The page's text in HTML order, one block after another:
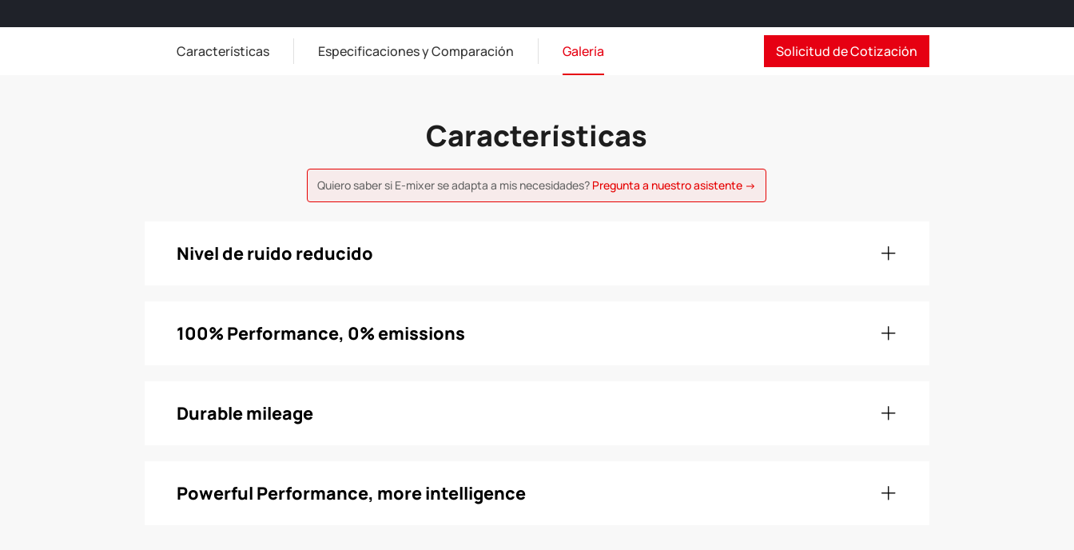
Características Especificaciones y Comparación Galería Solicitud de Cotización
Características
Quiero saber si E-mixer se adapta a mis necesidades? Pregunta a nuestro asistente →
Nivel de ruido reducido
100% Performance, 0% emissions
Durable mileage
Powerful Performance, more intelligence